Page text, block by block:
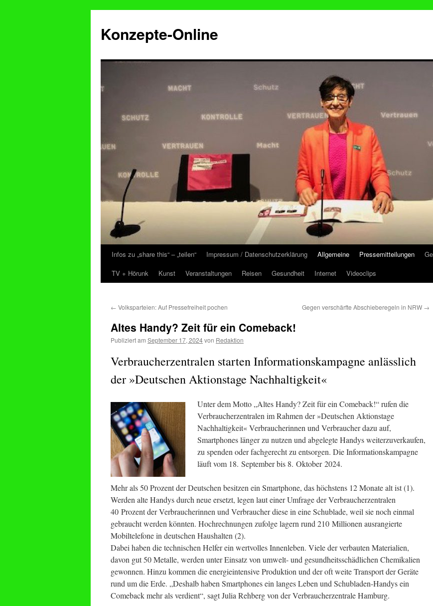
Konzepte-Online
Zum
Inhalt
Infos zu „share this“ – „teilen“ Impressum / Datenschutzerklärung Allgemeine Pressemitteilungen
TV + Hörunk
Kunst Veranstaltungen Reisen Gesundheit Internet Videoclips
← Volksparteien: Auf Pressefreiheit pochen Gegen verschärfte Abschieberegeln in NRW →
Altes Handy? Zeit für ein Comeback!
Publiziert am September 17, 2024von Redaktion
Verbraucherzentralen starten Informationskampagne anlässlich
der »Deutschen Aktionstage Nachhaltigkeit«
Unter dem Motto „Altes Handy? Zeit für ein Comeback!“ rufen die
Verbraucherzentralen im Rahmen der »Deutschen Aktionstage
Nachhaltigkeit« Verbraucherinnen und Verbraucher dazu auf,
Smartphones länger zu nutzen und abgelegte Handys weiterzuverkaufen,
zu spenden oder fachgerecht zu entsorgen. Die Informationskampagne
läuft vom 18. September bis 8. Oktober 2024.
Mehr als 50 Prozent der Deutschen besitzen ein Smartphone, das höchstens 12 Monate alt ist (1).
Werden alte Handys durch neue ersetzt, legen laut einer Umfrage der Verbraucherzentralen
40 Prozent der Verbraucherinnen und Verbraucher diese in eine Schublade, weil sie noch einmal
gebraucht werden könnten. Hochrechnungen zufolge lagern rund 210 Millionen ausrangierte
Mobiltelefone in deutschen Haushalten (2).
Dabei haben die technischen Helfer ein wertvolles Innenleben. Viele der verbauten Materialien,
davon gut 50 Metalle, werden unter Einsatz von umwelt- und gesundheitsschädlichen Chemikalien
gewonnen. Hinzu kommen die energieintensive Produktion und der oft weite Transport der Geräte
rund um die Erde. „Deshalb haben Smartphones ein langes Leben und Schubladen-Handys ein
Comeback mehr als verdient“, sagt Julia Rehberg von der Verbraucherzentrale Hamburg.